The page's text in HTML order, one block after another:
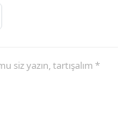
siz yazın, tartışalım *